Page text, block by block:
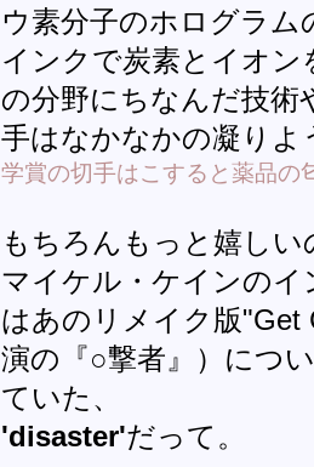
ウ素分子のホログラム
インクで炭素とイオ
の分野にちなんだ技術
手はなかなかの凝り
学賞の切手はこすると薬品の
もちろんもっと嬉し
マイケル・ケインの
はあのリメイク版
演の『○撃者』）につ
ていた、
'disaster'だって。